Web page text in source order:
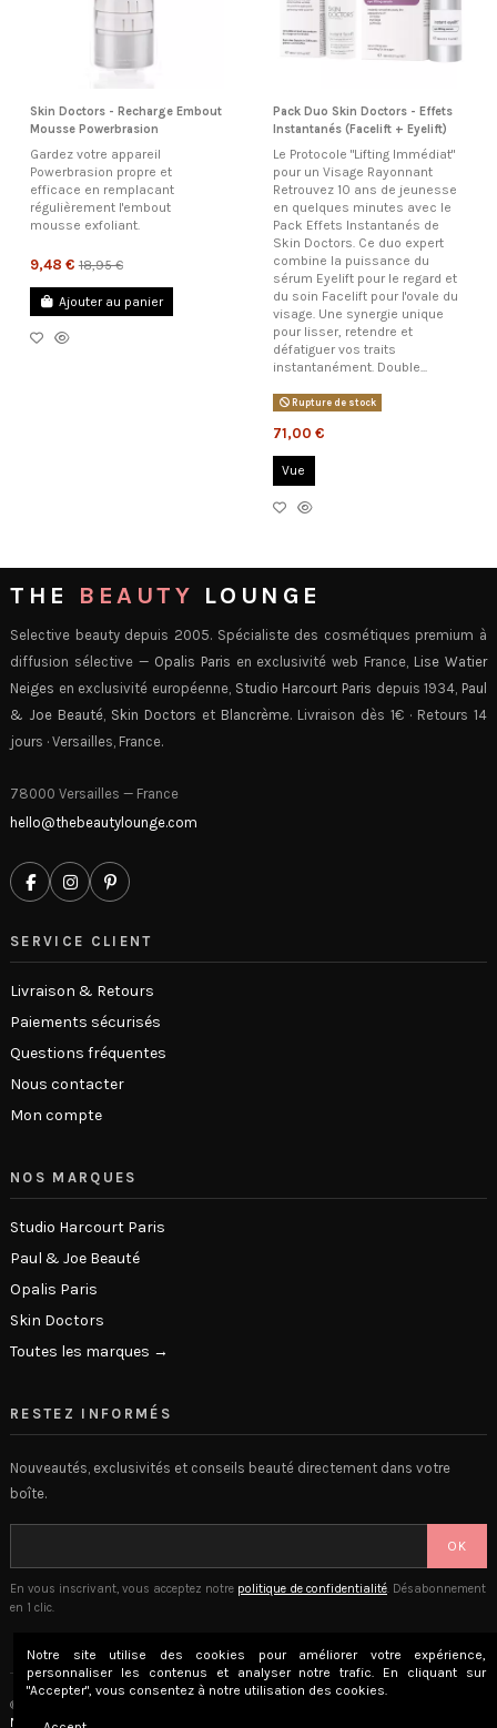
Skin Doctors - Recharge Embout
Mousse Powerbrasion
Gardez votre appareil
Powerbrasion propre et
efficace en remplacant
régulièrement l'embout
mousse exfoliant.
9,48 € 18,95 €
Ajouter au panier
Pack Duo Skin Doctors - Effets
Instantanés (Facelift + Eyelift)
Le Protocole "Lifting Immédiat"
pour un Visage Rayonnant
Retrouvez 10 ans de jeunesse
en quelques minutes avec le
Pack Effets Instantanés de
Skin Doctors. Ce duo expert
combine la puissance du
sérum Eyelift pour le regard et
du soin Facelift pour l'ovale du
visage. Une synergie unique
pour lisser, retendre et
défatiguer vos traits
instantanément. Double...
Rupture de stock
71,00 €
Vue
THE BEAUTY LOUNGE
Selective beauty depuis 2005. Spécialiste des cosmétiques premium à
diffusion sélective — Opalis Paris en exclusivité web France, Lise Watier
Neiges en exclusivité européenne, Studio Harcourt Paris depuis 1934, Paul
& Joe Beauté, Skin Doctors et Blancrème. Livraison dès 1€ · Retours 14
jours · Versailles, France.
78000 Versailles — France
hello@thebeautylounge.com
SERVICE CLIENT
Livraison & Retours
Paiements sécurisés
Questions fréquentes
Nous contacter
Mon compte
NOS MARQUES
Studio Harcourt Paris
Paul & Joe Beauté
Opalis Paris
Skin Doctors
Toutes les marques →
RESTEZ INFORMÉS
Nouveautés, exclusivités et conseils beauté directement dans votre
boîte.
OK
En vous inscrivant, vous acceptez notre politique de confidentialité. Désabonnement
en 1 clic.
© 2026 The Beauty Lounge · Place Privée SAS · Versailles, France
Mentions légales
Notre site utilise des cookies pour améliorer votre expérience,
personnaliser les contenus et analyser notre trafic. En cliquant sur
"Accepter", vous consentez à notre utilisation des cookies.